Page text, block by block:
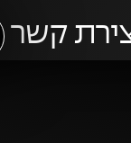
קשר